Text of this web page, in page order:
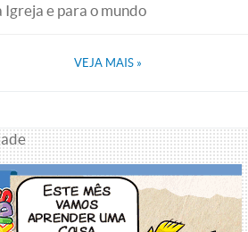
Igreja e para o mundo
VEJA MAIS »